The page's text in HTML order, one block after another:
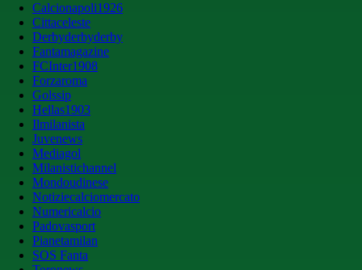
Calcionapoli1926
Cittaceleste
Derbyderbyderby
Fantamagazine
FCInter1908
Forzaroma
Golssip
Hellas1903
Ilmilanista
Juvenews
Mediagol
Milanistichannel
Mondoudinese
Notiziecalciomercato
Numericalcio
Padovasport
Pianetamilan
SOS Fanta